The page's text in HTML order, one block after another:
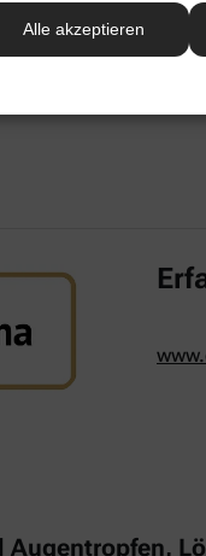
Alle akzeptieren
Augentropfen,